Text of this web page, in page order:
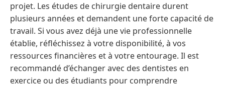
projet. Les études de chirurgie dentaire durent
plusieurs années et demandent une forte capacité de
travail. Si vous avez déjà une vie professionnelle
établie, réfléchissez à votre disponibilité, à vos
ressources financières et à votre entourage. Il est
recommandé d’échanger avec des dentistes en
exercice ou des étudiants pour comprendre